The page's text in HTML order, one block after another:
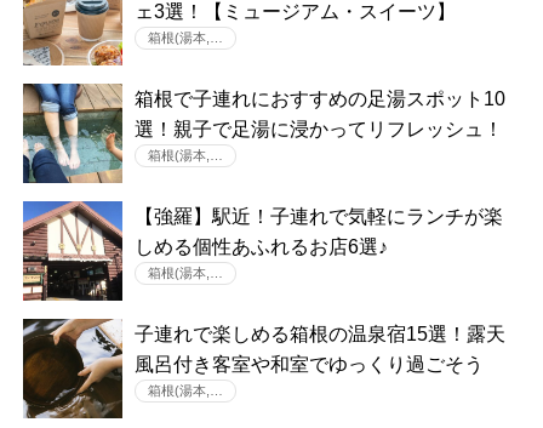
ェ3選！【ミュージアム・スイーツ】
箱根(湯本,…
箱根で子連れにおすすめの足湯スポット10
選！親子で足湯に浸かってリフレッシュ！
箱根(湯本,…
【強羅】駅近！子連れで気軽にランチが楽
しめる個性あふれるお店6選♪
箱根(湯本,…
子連れで楽しめる箱根の温泉宿15選！露天
風呂付き客室や和室でゆっくり過ごそう
箱根(湯本,…